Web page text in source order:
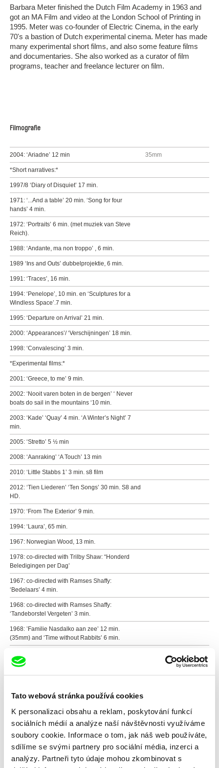
Tato webová stránka používá cookies
K personalizaci obsahu a reklam, poskytování funkcí
sociálních médií a analýze naší návštěvnosti využíváme
soubory cookie. Informace o tom, jak náš web používáte,
sdílíme se svými partnery pro sociální média, inzerci a
analýzy. Partneři tyto údaje mohou zkombinovat s
Barbara Meter finished the Dutch Film Academy in 1963 and
got an MA Film and video at the London School of Printing in
1995. Meter was co-founder of Electric Cinema, in the early
70's a bastion of Dutch experimental cinema. Meter has made
many experimental short films, and also some feature films
and documentaries. She also worked as a curator of film
programs, teacher and freelance lecturer on film.
Filmografie
2004: ‘Ariadne’ 12 min 35mm
*Short narratives:*
1997/8 ‘Diary of Disquiet’ 17 min.
1971: ‘...And a table’ 20 min. ‘Song for four
hands’ 4 min.
1972: ‘Portraits’ 6 min. (met muziek van Steve
Reich).
1988: ‘Andante, ma non troppo’ , 6 min.
1989 ‘Ins and Outs’ dubbelprojektie, 6 min.
1991: ‘Traces’, 16 min.
1994: ‘Penelope’, 10 min. en ‘Sculptures for a
Windless Space’.7 min.
1995: ‘Departure on Arrival’ 21 min.
2000: ‘Appearances’/ ‘Verschijningen’ 18 min.
1998: ‘Convalescing’ 3 min.
*Experimental films:*
2001: ‘Greece, to me’ 9 min.
2002: ‘Nooit varen boten in de bergen’ ‘ Never
boats do sail in the mountains ‘10 min.
2003: ‘Kade’ ‘Quay’ 4 min. ‘A Winter’s Night’ 7
min.
2005: ‘Stretto’ 5 ½ min
2008: ‘Aanraking’ ‘A Touch’ 13 min
2010: ‘Little Stabbs 1’ 3 min. s8 film
2012: ‘Tien Liederen’ ‘Ten Songs’ 30 min. S8 and
HD.
1970: ‘From The Exterior’ 9 min.
1994: ‘Laura’, 65 min.
1967: Norwegian Wood, 13 min.
1978: co-directed with Trilby Shaw: “Honderd
Beledigingen per Dag’
1967: co-directed with Ramses Shaffy:
‘Bedelaars’ 4 min.
1968: co-directed with Ramses Shaffy:
‘Tandeborstel Vergeten’ 3 min.
1968: ’Familie Nasdalko aan zee’ 12 min.
(35mm) and ‘Time without Rabbits’ 6 min.
1973: co-directed with Mattijn Seip :
Onderwijsfilm, 12 min.
1974 co-directed with Mattijn Seip: PSP film,
1978 co-directed with Mattijn Seip ‘Dennedal’ 15
min.
1976: ‘Als een vrouw’ 20 min.
1979: co-directed with Netty van Hoorn: ‘Vrouwen
in de Pijp’